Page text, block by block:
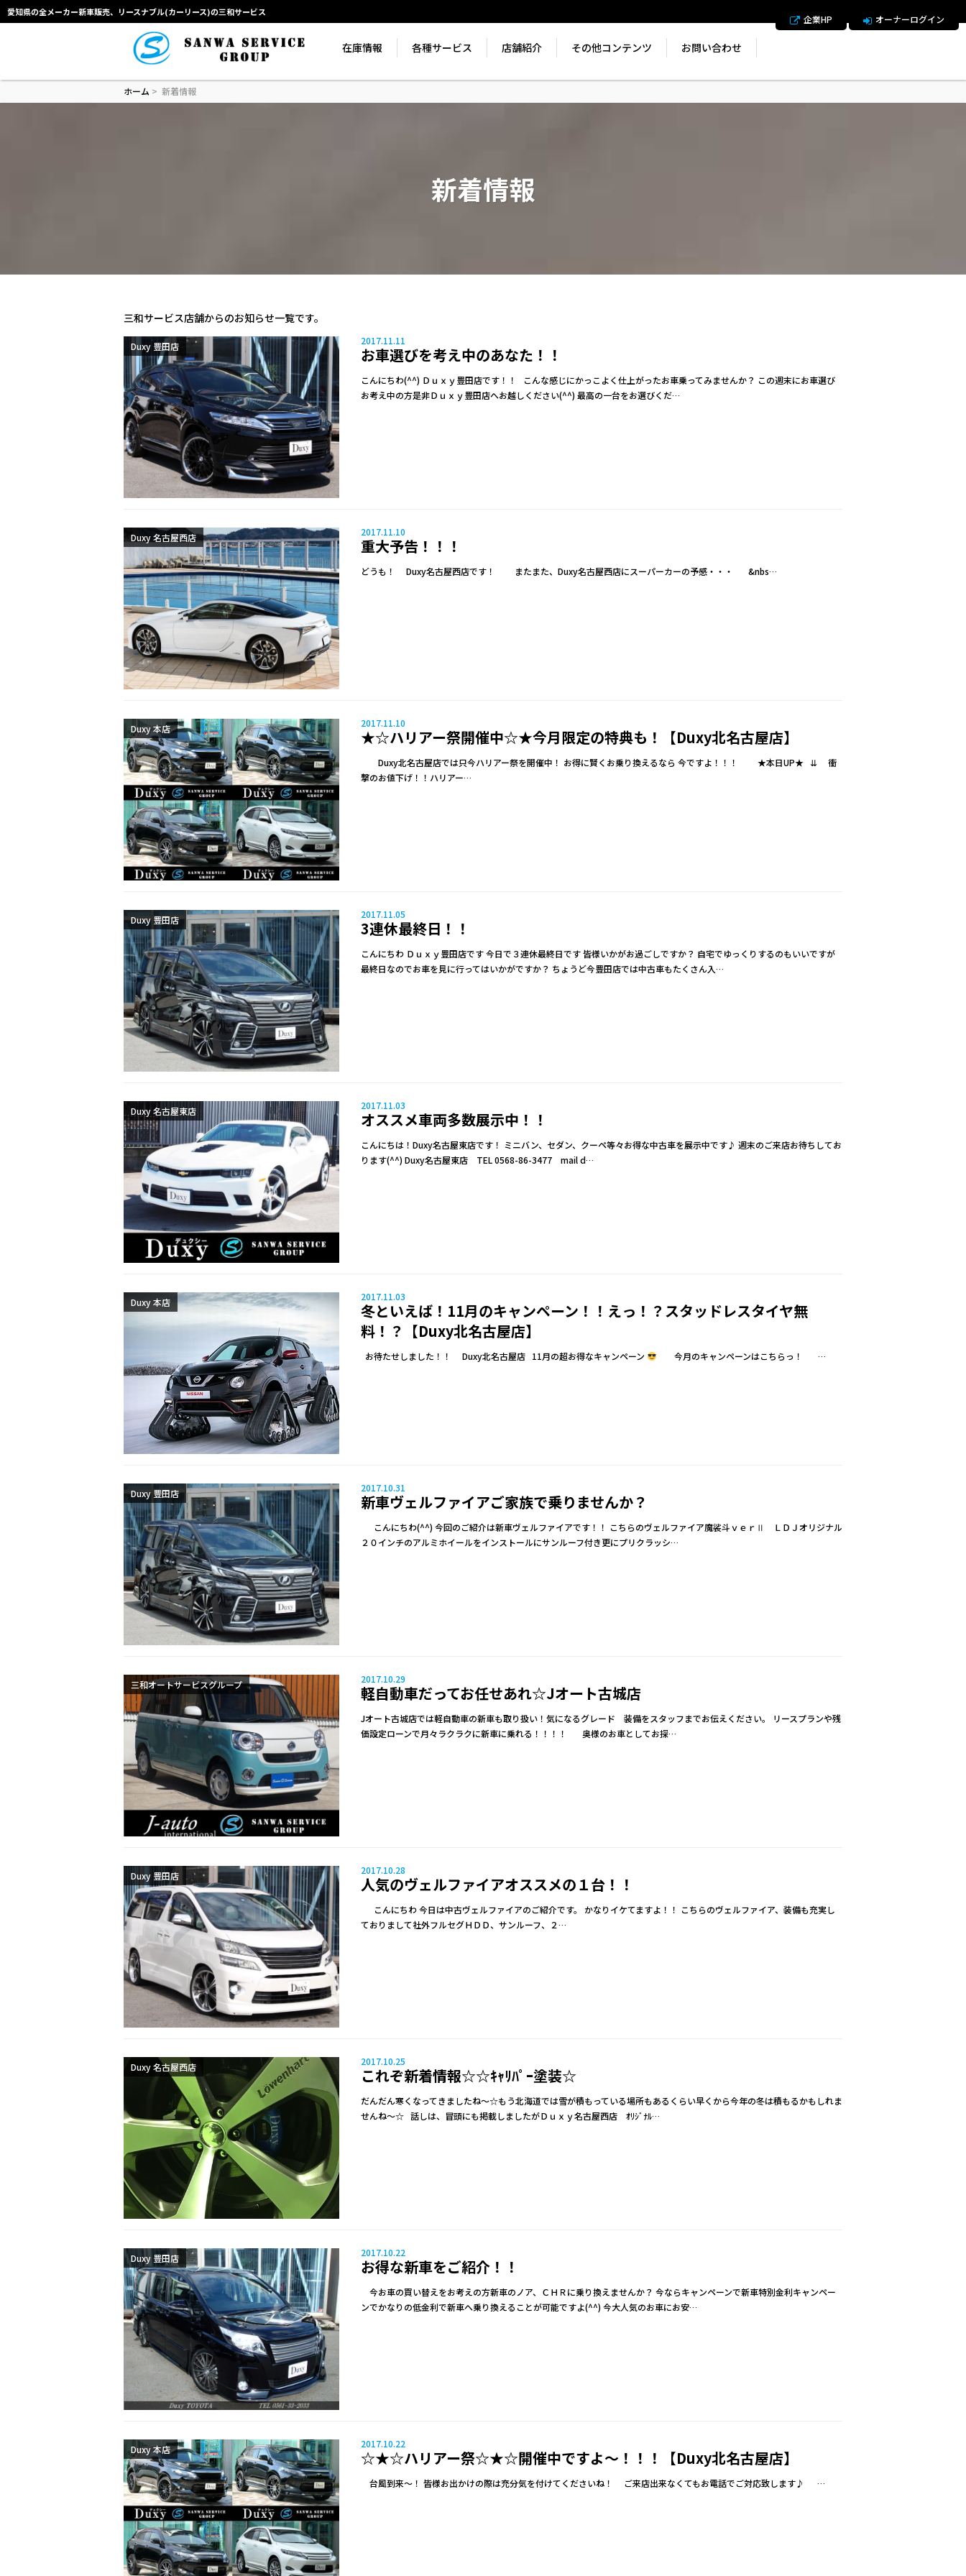
愛知県の全メーカー新車販売、リースナブル(カーリース)の三和サービス
企業HP オーナーログイン
在庫情報 各種サービス 店舗紹介 その他コンテンツ お問い合わせ
ホーム > 新着情報
新着情報
三和サービス店舗からのお知らせ一覧です。
Duxy 豊田店 2017.11.11
お車選びを考え中のあなた！！
こんにちわ(^^) Ｄｕｘｙ豊田店です！！ こんな感じにかっこよく仕上がったお車乗ってみませんか？ この週末にお車選び
お考え中の方是非Ｄｕｘｙ豊田店へお越しください(^^) 最高の一台をお選びくだ…
Duxy 名古屋西店 2017.11.10
重大予告！！！
どうも！ Duxy名古屋西店です！ またまた、Duxy名古屋西店にスーパーカーの予感・・・ &nbs…
Duxy 本店 2017.11.10
★☆ハリアー祭開催中☆★今月限定の特典も！【Duxy北名古屋店】
Duxy北名古屋店では只今ハリアー祭を開催中！ お得に賢くお乗り換えるなら 今ですよ！！！ ★本日UP★ ⇊ 衝
撃のお値下げ！！ハリアー…
Duxy 豊田店 2017.11.05
3連休最終日！！
こんにちわ Ｄｕｘｙ豊田店です 今日で３連休最終日です 皆様いかがお過ごしですか？ 自宅でゆっくりするのもいいですが
最終日なのでお車を見に行ってはいかがですか？ ちょうど今豊田店では中古車もたくさん入…
Duxy 名古屋東店 2017.11.03
オススメ車両多数展示中！！
こんにちは！Duxy名古屋東店です！ ミニバン、セダン、クーペ等々お得な中古車を展示中です♪ 週末のご来店お待ちしてお
ります(^^) Duxy名古屋東店 TEL 0568-86-3477 mail d…
Duxy 本店 2017.11.03
冬といえば！11月のキャンペーン！！えっ！？スタッドレスタイヤ無
料！？【Duxy北名古屋店】
お待たせしました！！ Duxy北名古屋店 11月の超お得なキャンペーン 今月のキャンペーンはこちらっ！ …
Duxy 豊田店 2017.10.31
新車ヴェルファイアご家族で乗りませんか？
こんにちわ(^^) 今回のご紹介は新車ヴェルファイアです！！ こちらのヴェルファイア魔裟斗ｖｅｒⅡ ＬＤＪオリジナル
２０インチのアルミホイールをインストールにサンルーフ付き更にプリクラッシ…
三和オートサービスグループ 2017.10.29
軽自動車だってお任せあれ☆Jオート古城店
Jオート古城店では軽自動車の新車も取り扱い！気になるグレード 装備をスタッフまでお伝えください。 リースプランや残
価設定ローンで月々ラクラクに新車に乗れる！！！！ 奥様のお車としてお探…
Duxy 豊田店 2017.10.28
人気のヴェルファイアオススメの１台！！
こんにちわ 今日は中古ヴェルファイアのご紹介です。 かなりイケてますよ！！ こちらのヴェルファイア、装備も充実し
ておりまして社外フルセグＨＤＤ、サンルーフ、２…
Duxy 名古屋西店 2017.10.25
これぞ新着情報☆☆ｷｬﾘﾊﾟｰ塗装☆
だんだん寒くなってきましたね～☆もう北海道では雪が積もっている場所もあるくらい早くから今年の冬は積もるかもしれま
せんね～☆ 話しは、冒頭にも掲載しましたがＤｕｘｙ名古屋西店 ｵﾘｼﾞﾅﾙ…
Duxy 豊田店 2017.10.22
お得な新車をご紹介！！
今お車の買い替えをお考えの方新車のノア、ＣＨＲに乗り換えませんか？ 今ならキャンペーンで新車特別金利キャンペー
ンでかなりの低金利で新車へ乗り換えることが可能ですよ(^^) 今大人気のお車にお安…
Duxy 本店 2017.10.22
☆★☆ハリアー祭☆★☆開催中ですよ～！！！【Duxy北名古屋店】
台風到来～！ 皆様お出かけの際は充分気を付けてくださいね！ ご来店出来なくてもお電話でご対応致します♪ …